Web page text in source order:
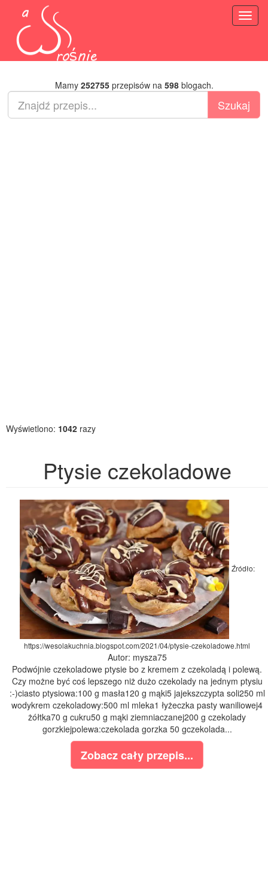
Mamy 252755przepisów na 598blogach.
Wyświetlono: 1042 razy
Ptysie czekoladowe
Źródło:
https://wesolakuchnia.blogspot.com/2021/04/ptysie-czekoladowe.html
Autor: mysza75
Podwójnie czekoladowe ptysie bo z kremem z czekoladą i polewą.
Czy możne być coś lepszego niż dużo czekolady na jednym ptysiu
:-)ciasto ptysiowa:100 g masła120 g mąki5 jajekszczypta soli250 ml
wodykrem czekoladowy:500 ml mleka1 łyżeczka pasty waniliowej4
żółtka70 g cukru50 g mąki ziemniaczanej200 g czekolady
gorzkiejpolewa:czekolada gorzka 50 gczekolada...
Zobacz cały przepis...